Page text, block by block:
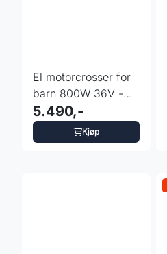
El motorcrosser for
barn 800W 36V -
fargevalg
5.490,-
Kjøp